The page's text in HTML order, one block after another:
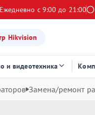
с 9:00 до 21:00
Hikvision
и видеотехника
Замена/ремонт